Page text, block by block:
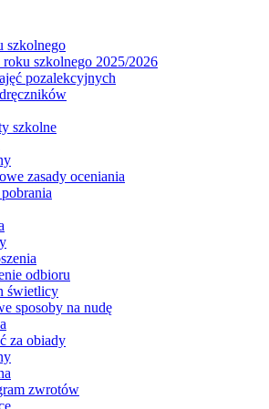
szkolnego
szkolnego 2025/2026
pozalekcyjnych
szkolne
zasady oceniania
odbioru
świetlicy
sposoby na nudę
za obiady
zwrotów